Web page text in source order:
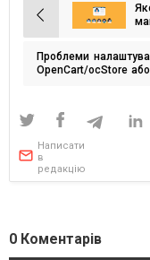
Навігація
записів
Проблеми
OpenCart/ocStore
Написати
в
редакцію
0 Коментарів